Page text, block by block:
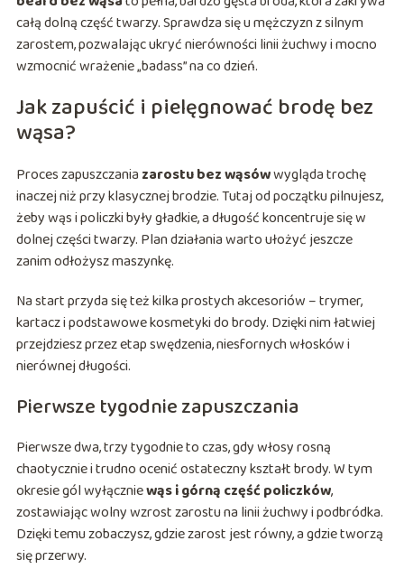
całą dolną część twarzy. Sprawdza się u mężczyzn z silnym
zarostem, pozwalając ukryć nierówności linii żuchwy i mocno
wzmocnić wrażenie „badass” na co dzień.
Jak zapuścić i pielęgnować brodę bez
wąsa?
Proces zapuszczania zarostu bez wąsówwygląda trochę
inaczej niż przy klasycznej brodzie. Tutaj od początku pilnujesz,
żeby wąs i policzki były gładkie, a długość koncentruje się w
dolnej części twarzy. Plan działania warto ułożyć jeszcze
zanim odłożysz maszynkę.
Na start przyda się też kilka prostych akcesoriów – trymer,
kartacz i podstawowe kosmetyki do brody. Dzięki nim łatwiej
przejdziesz przez etap swędzenia, niesfornych włosków i
nierównej długości.
Pierwsze tygodnie zapuszczania
Pierwsze dwa, trzy tygodnie to czas, gdy włosy rosną
chaotycznie i trudno ocenić ostateczny kształt brody. W tym
okresie gól wyłączniewąs i górną część policzków,
zostawiając wolny wzrost zarostu na linii żuchwy i podbródka.
Dzięki temu zobaczysz, gdzie zarost jest równy, a gdzie tworzą
się przerwy.